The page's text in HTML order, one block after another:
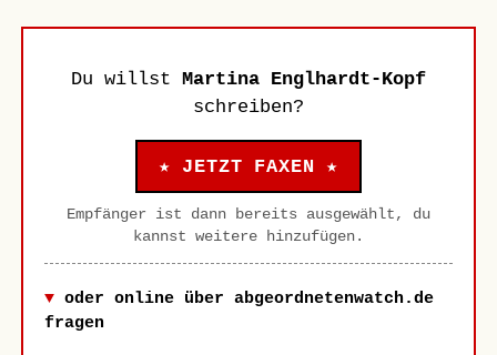
Du willst Martina Englhardt-Kopf
schreiben?
★ JETZT FAXEN ★
Empfänger ist dann bereits ausgewählt, du
kannst weitere hinzufügen.
oder online über abgeordnetenwatch.de
fragen